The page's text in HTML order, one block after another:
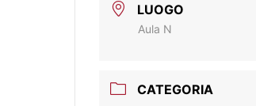
LUOGO
Aula N
CATEGORIA